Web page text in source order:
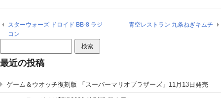
スターウォーズ ドロイド BB-8 ラジ
コン
青空レストラン 九条ねぎキムチ
索:
最近の投稿
ゲーム＆ウオッチ復刻版 「スーパーマリオブラザーズ」11月13日発売